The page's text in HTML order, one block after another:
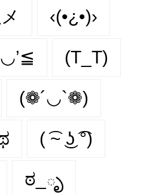
‹(•¿•)›
(T_T)
(❁´◡`❁)
( ͡~ ͜ʖ ͡°)
ಠ_ృ